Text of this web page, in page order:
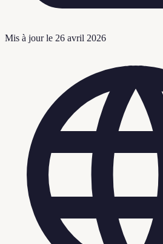
Mis à jour le 26 avril 2026